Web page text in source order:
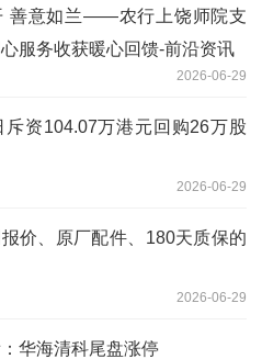
善意如兰——农行上饶师院支
服务收获暖心回馈-前沿资讯
2026-06-29
资104.07万港元回购26万股
2026-06-29
价、原厂配件、180天质保的
2026-06-29
华海清科尾盘涨停